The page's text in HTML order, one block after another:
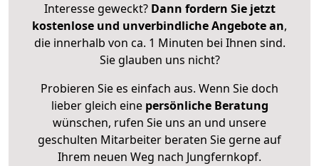
Interesse geweckt? Dann fordern Sie jetzt
kostenlose und unverbindliche Angebote an,
die innerhalb von ca. 1 Minuten bei Ihnen sind.
Sie glauben uns nicht?
Probieren Sie es einfach aus. Wenn Sie doch
lieber gleich eine persönliche Beratung
wünschen, rufen Sie uns an und unsere
geschulten Mitarbeiter beraten Sie gerne auf
Ihrem neuen Weg nach Jungfernkopf.